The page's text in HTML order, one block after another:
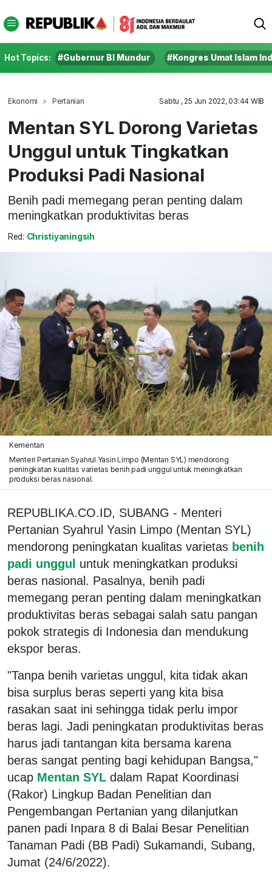
Hot Topics: #Gubernur BI Mundur #Kongres Umat Islam
Ekonomi Pertanian Sabtu , 25 Jun 2022, 03:44 WIB
Mentan SYL Dorong Varietas
Unggul untuk Tingkatkan
Produksi Padi Nasional
Benih padi memegang peran penting dalam
meningkatkan produktivitas beras
Red: Christiyaningsih
Kementan
Menteri Pertanian Syahrul Yasin Limpo (Mentan SYL) mendorong
peningkatan kualitas varietas benih padi unggul untuk meningkatkan
produksi beras nasional.
REPUBLIKA.CO.ID, SUBANG - Menteri
Pertanian Syahrul Yasin Limpo (Mentan SYL)
mendorong peningkatan kualitas varietas benih
padi unggul untuk meningkatkan produksi
beras nasional. Pasalnya, benih padi
memegang peran penting dalam meningkatkan
produktivitas beras sebagai salah satu pangan
pokok strategis di Indonesia dan mendukung
ekspor beras.
"Tanpa benih varietas unggul, kita tidak akan
bisa surplus beras seperti yang kita bisa
rasakan saat ini sehingga tidak perlu impor
beras lagi. Jadi peningkatan produktivitas beras
harus jadi tantangan kita bersama karena
beras sangat penting bagi kehidupan Bangsa,"
ucap Mentan SYL dalam Rapat Koordinasi
(Rakor) Lingkup Badan Penelitian dan
Pengembangan Pertanian yang dilanjutkan
panen padi Inpara 8 di Balai Besar Penelitian
Tanaman Padi (BB Padi) Sukamandi, Subang,
Jumat (24/6/2022).